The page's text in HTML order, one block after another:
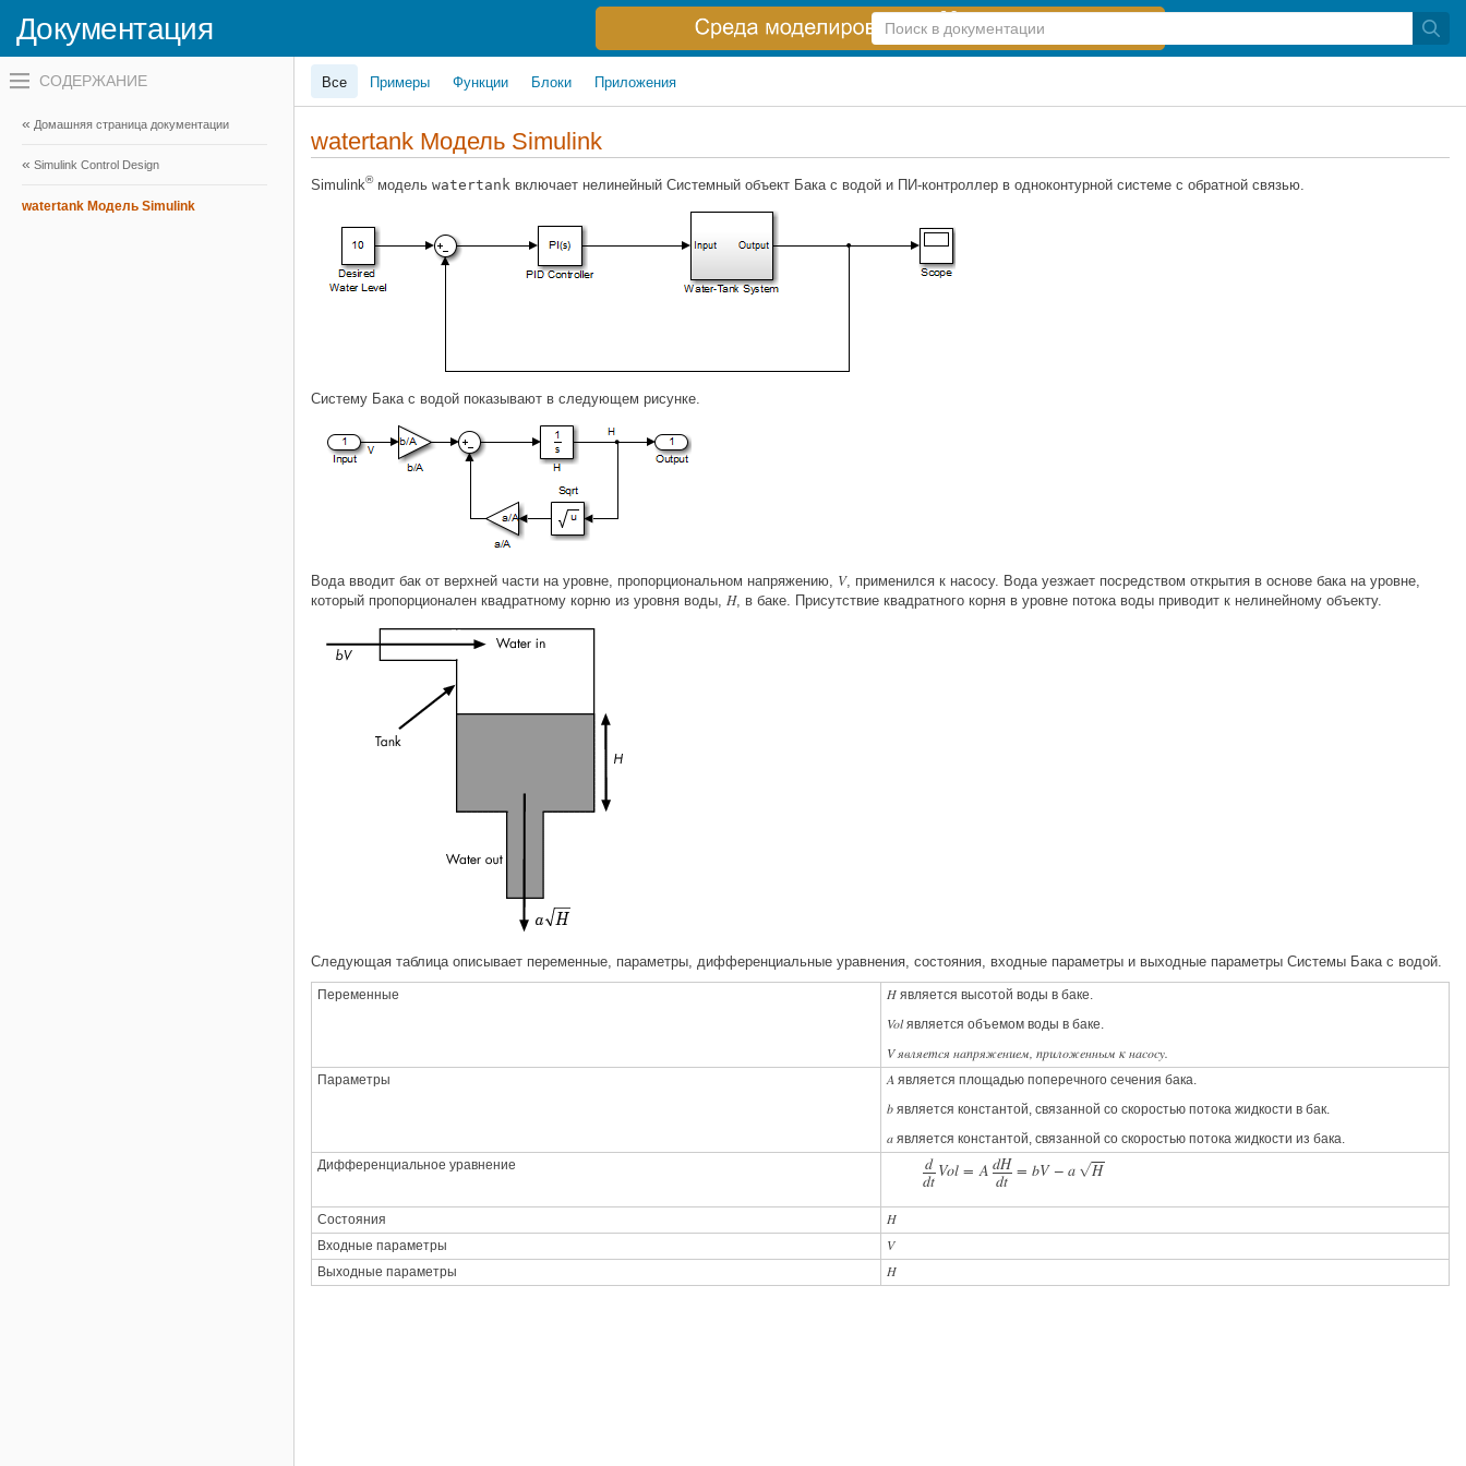
Документация
Справка
по
Переключатель
навигационного
вне
холста
навигационного
вне
Домашняя страница документации
Simulink Control Design
watertank Модель Simulink
Все Примеры Функции Блоки Приложения
watertank Модель Simulink
Simulink®модель watertank включает нелинейный Системный объект Бака с водой и ПИ-контроллер в одноконтурной системе с обратной связью.
Систему Бака с водой показывают в следующем рисунке.
Вода вводит бак от верхней части на уровне, пропорциональном напряжению, V, применился к насосу. Вода уезжает посредством открытия в основе бака на уровне,
который пропорционален квадратному корню из уровня воды, H, в баке. Присутствие квадратного корня в уровне потока воды приводит к нелинейному объекту.
Следующая таблица описывает переменные, параметры, дифференциальные уравнения, состояния, входные параметры и выходные параметры Системы Бака с водой.
Переменные H является высотой воды в баке.
Volявляется объемом воды в баке.
V является напряжением, приложенным к насосу.
Параметры A является площадью поперечного сечения бака.
b является константой, связанной со скоростью потока жидкости в бак.
a является константой, связанной со скоростью потока жидкости из бака.
Дифференциальное уравнение
d
dtVol= AdH
dt = bV − a GH
Состояния H
Входные параметры V
Выходные параметры H